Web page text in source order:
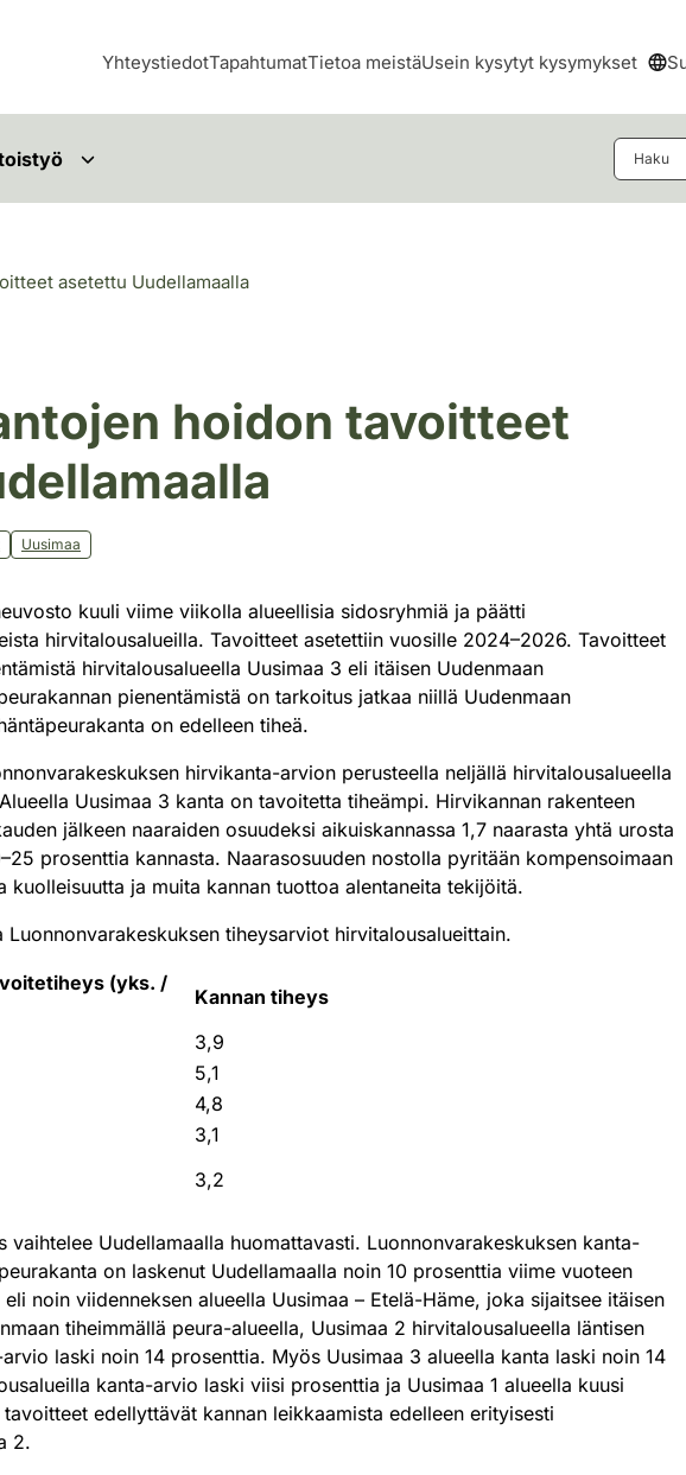
YhteystiedotTapahtumatTietoa meistäUsein kysytyt kysymykset
asetettu Uudellamaalla
hoidon tavoitteet
Uusimaa
kuuli viime viikolla alueellisia sidosryhmiä ja päätti
hirvitalousalueilla. Tavoitteet asetettiin vuosille 2024–2026. Tavoitteet
hirvitalousalueella Uusimaa 3 eli itäisen Uudenmaan
pienentämistä on tarkoitus jatkaa niillä Uudenmaan
on edelleen tiheä.
hirvikanta-arvion perusteella neljällä hirvitalousalueella
Uusimaa 3 kanta on tavoitetta tiheämpi. Hirvikannan rakenteen
jälkeen naaraiden osuudeksi aikuiskannassa 1,7 naarasta yhtä urosta
prosenttia kannasta. Naarasosuuden nostolla pyritään kompensoimaan
kuolleisuutta ja muita kannan tuottoa alentaneita tekijöitä.
tiheysarviot hirvitalousalueittain.
(yks. /
Kannan tiheys
3,9
5,1
4,8
3,1
3,2
vaihtelee Uudellamaalla huomattavasti. Luonnonvarakeskuksen kanta-
on laskenut Uudellamaalla noin 10 prosenttia viime vuoteen
noin viidenneksen alueella Uusimaa – Etelä-Häme, joka sijaitsee itäisen
tiheimmällä peura-alueella, Uusimaa 2 hirvitalousalueella läntisen
laski noin 14 prosenttia. Myös Uusimaa 3 alueella kanta laski noin 14
kanta-arvio laski viisi prosenttia ja Uusimaa 1 alueella kuusi
edellyttävät kannan leikkaamista edelleen erityisesti
2.